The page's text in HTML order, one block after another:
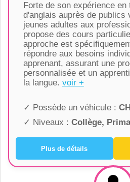
Forte de son expérience
d'anglais auprès de publics
jeunes adultes aux
propose des cours
approche est
répondre aux besoins
apprenant, assurant une
personnalisée et un
la langue. voir +
✓ Possède un véhicule :
✓ Niveaux : Collège,
Plus de détails